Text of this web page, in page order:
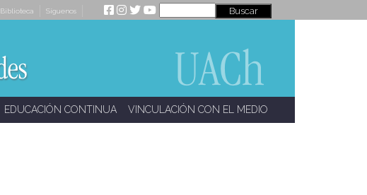
Biblioteca Síguenos
EDUCACIÓN CONTINUA VINCULACIÓN CON EL MEDIO